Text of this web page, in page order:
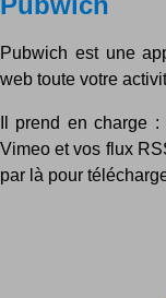
Pubwich est une
web toute votre
Il prend en charge
Vimeo et vos flux
par là pour